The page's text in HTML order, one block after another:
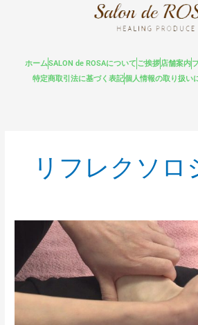
ホームSALON de ROSAについて ご挨拶店舗案内
特定商取引法に基づく表記個人情報の取り扱い
リフレクソロ
セ
ー